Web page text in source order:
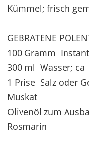
Kümmel; frisch
GEBRATENE
100 Gramm
300 ml Wasser; ca
1 Prise Salz oder
Muskat
Olivenöl zum
Rosmarin